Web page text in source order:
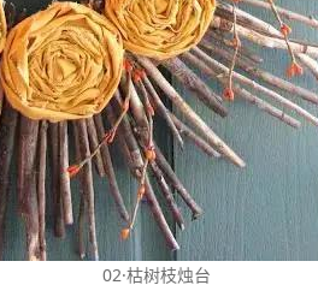
02·枯树枝烛台